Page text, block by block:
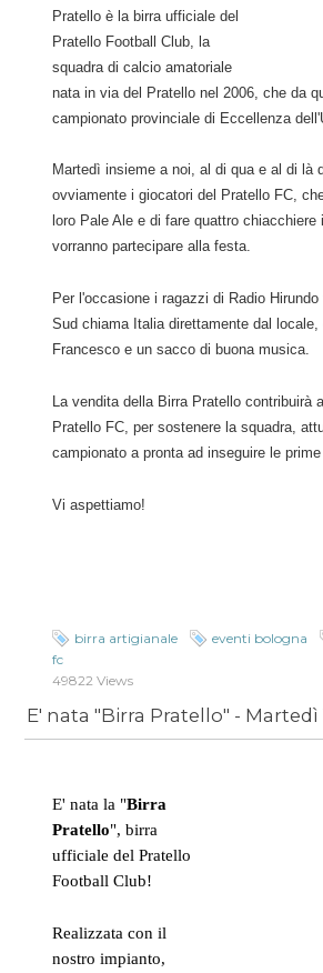
Pratello èla birra ufficiale del
Pratello Football Club, la
squadra di calcio amatoriale
nata in via del Pratello nel 2006, che da
campionato provinciale di Eccellenza
Martedì insieme a noi, al di qua e al di là
ovviamente i giocatori del Pratello FC,
loro Pale Ale e di fare quattro
vorranno partecipare alla festa.
Per l'occasione i ragazzi di Radio
Sud chiama Italia direttamente dal
Francesco e un sacco di buona musica.
La vendita della Birra Pratello contribuirà
Pratello FC, per sostenere la squadra,
campionato a pronta ad inseguire le
Vi aspettiamo!
birra artigianale eventi bologna
fc
49822 Views
E' nata "Birra Pratello" - Martedì
E' nata la "Birra
Pratello", birra
ufficiale del Pratello
Football Club!
Realizzata con il
nostro impianto,